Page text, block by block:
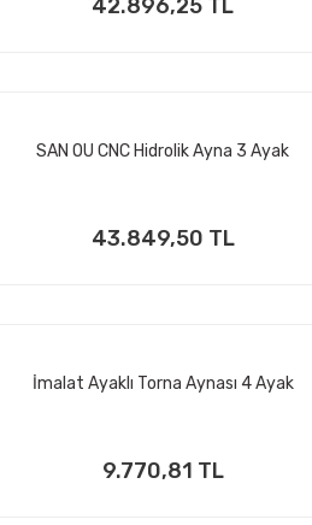
42.896,25 TL
SAN OU CNC Hidrolik Ayna 3 Ayak
43.849,50 TL
İmalat Ayaklı Torna Aynası 4 Ayak
9.770,81 TL